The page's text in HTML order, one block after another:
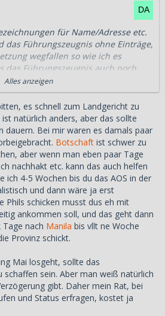
für Name/Adresse etc.
das Führungszeugnis ohne Einträge,
wegfallen so wie ich es
das Führungszeugnis auch noch
falls ja von welchen Stellen?
um das AOS. In einer Woche
kalkulieren ich nochmal 2 Wochen
2 Wochen für das Konsulat um das
prüfen. Ist das realistisch? Und
auch noch auf die Philippinen...
ab dem 5. Mai. Sollte es länger
CFO zu machen kann sie doch
2 Wochen später einreisen? Wäre
um 1-2 weitere Wochen
war eine Anforderung von
wie das AOS hat er auch explizit
Alles anzeigen
es schnell zum Landgericht zu
ist natürlich anders, aber das sollte
dauern. Bei mir waren es damals paar
Botschaft ist schwer zu
aber wenn man eben paar Tage
nachhakt etc. kann das auch helfen
ich 4-5 Wochen bis du das AOS in der
und dann wäre ja erst
Phils schicken musst dus eh mit
ankommen soll, und das geht dann
nach Manila bis vllt ne Woche
Provinz schickt.
Mai losgeht, sollte das
schaffen sein. Aber man weiß natürlich
gibt. Daher mein Rat, bei
und Status erfragen, kostet ja